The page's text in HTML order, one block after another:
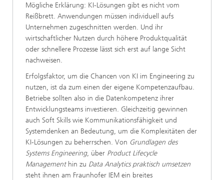
Mögliche Erklärung: KI-Lösungen gibt es nicht vom
Reißbrett. Anwendungen müssen individuell aufs
Unternehmen zugeschnitten werden. Und ihr
wirtschaftlicher Nutzen durch höhere Produktqualität
oder schnellere Prozesse lässt sich erst auf lange Sicht
nachweisen.
Erfolgsfaktor, um die Chancen von KI im Engineering zu
nutzen, ist da zum einen der eigene Kompetenzaufbau.
Betriebe sollten also in die Datenkompetenz ihrer
Entwicklungsteams investieren. Gleichzeitig gewinnen
auch Soft Skills wie Kommunikationsfähigkeit und
Systemdenken an Bedeutung, um die Komplexitäten der
KI-Lösungen zu beherrschen. Von Grundlagen des
Systems Engineering, über Product Lifecycle
Managementhin zu Data Analytics praktisch umsetzen
steht ihnen am Fraunhofer IEM ein breites